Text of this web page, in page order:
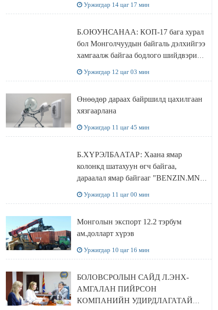
Уржигдар 14 цаг 17 мин
Б.ОЮУНСАНАА: КОП-17 бага хурал
бол Монголчуудын байгаль дэлхийгээ
хамгаалж байгаа бодлого шийдвэрийг
Уржигдар 12 цаг 03 мин
Өнөөдөр дараах байршилд цахилгаан
хязгаарлана
Уржигдар 11 цаг 45 мин
Б.ХҮРЭЛБААТАР: Хаана ямар
колонкд шатахуун өгч байгаа,
дараалал ямар байгааг "BENZIN.MN”
Уржигдар 11 цаг 00 мин
Монголын экспорт 12.2 тэрбум
ам.долларт хүрэв
Уржигдар 10 цаг 16 мин
БОЛОВСРОЛЫН САЙД Л.ЭНХ-
АМГАЛАН ПИЙРСОН
КОМПАНИЙН УДИРДЛАГАТАЙ